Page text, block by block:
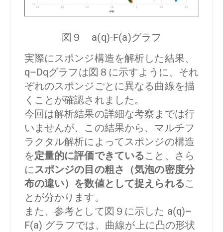
図９ a(q)-F(a)グラフ
実際にスポンジ構造を解析した結果、
q–Dqグラフは図８に示すように、それ
ぞれのスポンジごとに異なる曲線を描
くことが確認されました。
今回は解析結果の詳細な考察までは行
いませんが、この結果から、マルチフ
ラクタル解析によってスポンジの構造
を定量的に評価できていること、さら
にスポンジの目の粗さ（気泡の密度分
布の違い）を数値として捉えられるこ
とが分かります。
また、参考として図９に示した a(q)–
F(a) グラフでは、曲線が上に凸の形状